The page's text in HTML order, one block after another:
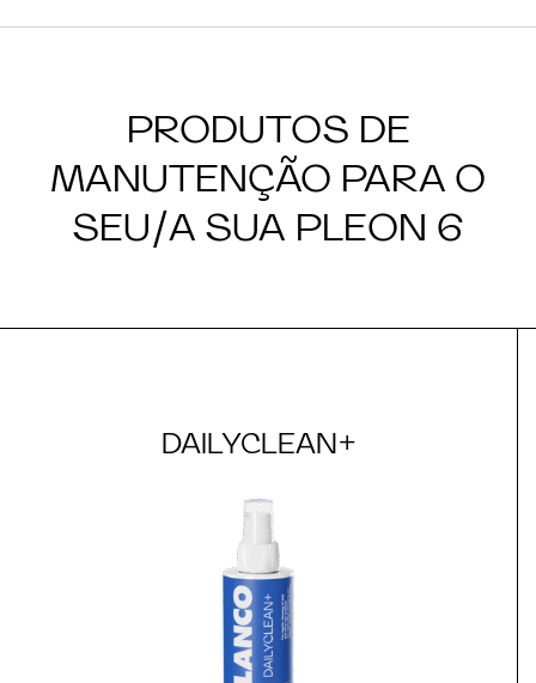
PRODUTOS DE
MANUTENÇÃO PARA O
SEU/A SUA PLEON 6
DAILYCLEAN+